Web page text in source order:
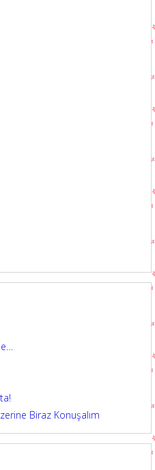
Biraz Konuşalım